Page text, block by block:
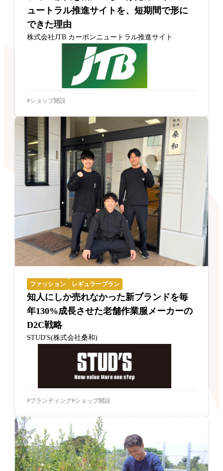
ュートラル推進サイトを、短期間で形に
できた理由
株式会社JTB カーボンニュートラル推進サイト
ショップ開設
ファッション レギュラープラン
知人にしか売れなかった新ブランドを毎
年130%成長させた老舗作業服メーカーの
D2C戦略
STUD'S(株式会社桑和)
ブランディング ショップ開設